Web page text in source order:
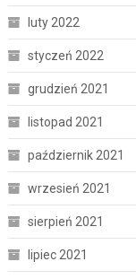
luty 2022
styczeń 2022
grudzień 2021
listopad 2021
październik 2021
wrzesień 2021
sierpień 2021
lipiec 2021